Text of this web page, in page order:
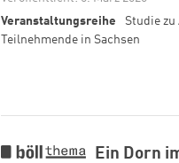
Veranstaltungsreihe
Studie
Teilnehmende in Sachsen
Ein Dorn